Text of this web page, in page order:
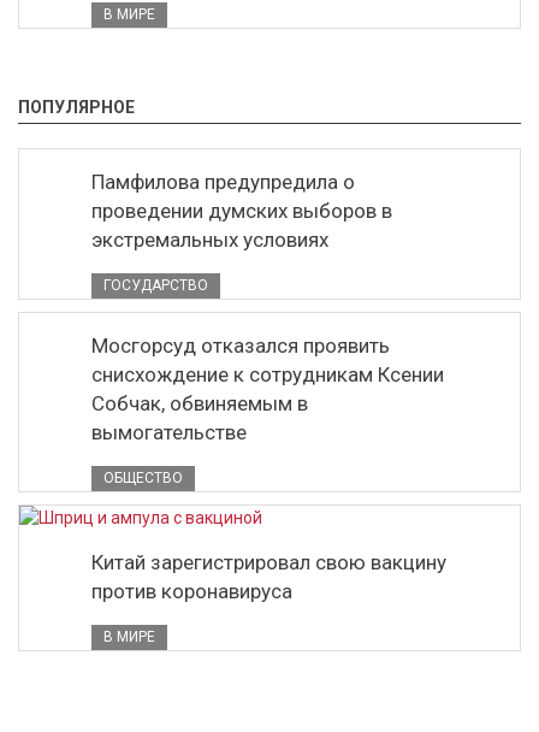
В МИРЕ
ПОПУЛЯРНОЕ
Памфилова предупредила о
проведении думских выборов в
экстремальных условиях
ГОСУДАРСТВО
Мосгорсуд отказался проявить
снисхождение к сотрудникам Ксении
Собчак, обвиняемым в
вымогательстве
ОБЩЕСТВО
Китай зарегистрировал свою вакцину
против коронавируса
В МИРЕ